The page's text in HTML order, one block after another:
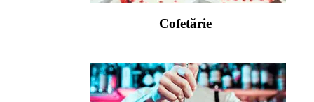
Cofetărie